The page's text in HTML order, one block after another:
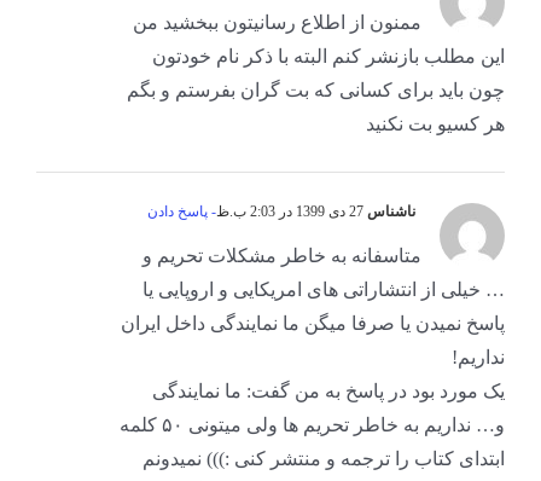
ممنون از اطلاع رسانیتون ببخشید من
این مطلب بازنشر کنم البته با ذکر نام خودتون
چون باید برای کسانی که بت گران بفرستم و بگم
هر کسیو بت نکنید
ناشناس - پاسخ دادن
متاسفانه به خاطر مشکلات تحریم و
… خیلی از انتشاراتی های امریکایی و اروپایی یا
پاسخ نمیدن یا صرفا میگن ما نمایندگی داخل ایران
نداریم!
یک مورد بود در پاسخ به من گفت: ما نمایندگی
و… نداریم به خاطر تحریم ها ولی میتونی ۵۰ کلمه
ابتدای کتاب را ترجمه و منتشر کنی :))) نمیدونم